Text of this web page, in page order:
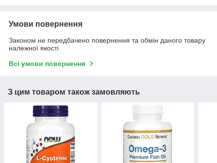
Умови повернення
Законом не передбачено повернення та обмін даного товару
належної якості
Всі умови повернення
З цим товаром також замовляють